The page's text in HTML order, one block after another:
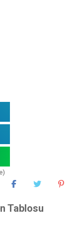
Tablosu